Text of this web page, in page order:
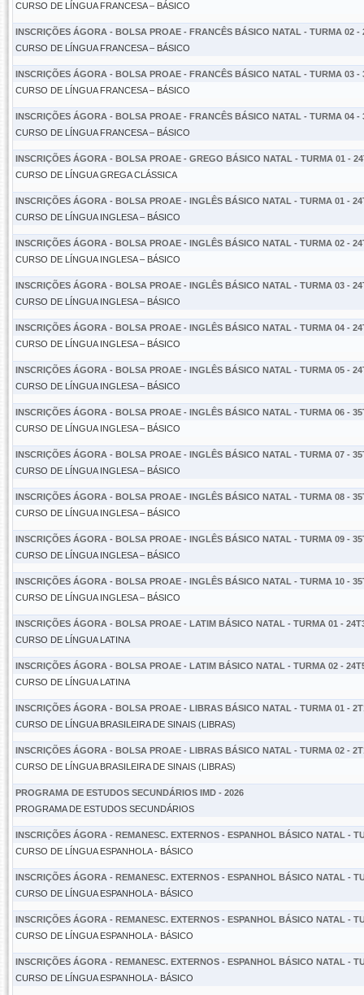
CURSO DE LÍNGUA FRANCESA – BÁSICO
INSCRIÇÕES ÁGORA - BOLSA PROAE - FRANCÊS BÁSICO NATAL - TURMA 02 -
CURSO DE LÍNGUA FRANCESA – BÁSICO
INSCRIÇÕES ÁGORA - BOLSA PROAE - FRANCÊS BÁSICO NATAL - TURMA 03 -
CURSO DE LÍNGUA FRANCESA – BÁSICO
INSCRIÇÕES ÁGORA - BOLSA PROAE - FRANCÊS BÁSICO NATAL - TURMA 04 -
CURSO DE LÍNGUA FRANCESA – BÁSICO
INSCRIÇÕES ÁGORA - BOLSA PROAE - GREGO BÁSICO NATAL - TURMA 01 -
CURSO DE LÍNGUA GREGA CLÁSSICA
INSCRIÇÕES ÁGORA - BOLSA PROAE - INGLÊS BÁSICO NATAL - TURMA 01 -
CURSO DE LÍNGUA INGLESA – BÁSICO
INSCRIÇÕES ÁGORA - BOLSA PROAE - INGLÊS BÁSICO NATAL - TURMA 02 -
CURSO DE LÍNGUA INGLESA – BÁSICO
INSCRIÇÕES ÁGORA - BOLSA PROAE - INGLÊS BÁSICO NATAL - TURMA 03 -
CURSO DE LÍNGUA INGLESA – BÁSICO
INSCRIÇÕES ÁGORA - BOLSA PROAE - INGLÊS BÁSICO NATAL - TURMA 04 -
CURSO DE LÍNGUA INGLESA – BÁSICO
INSCRIÇÕES ÁGORA - BOLSA PROAE - INGLÊS BÁSICO NATAL - TURMA 05 -
CURSO DE LÍNGUA INGLESA – BÁSICO
INSCRIÇÕES ÁGORA - BOLSA PROAE - INGLÊS BÁSICO NATAL - TURMA 06 -
CURSO DE LÍNGUA INGLESA – BÁSICO
INSCRIÇÕES ÁGORA - BOLSA PROAE - INGLÊS BÁSICO NATAL - TURMA 07 -
CURSO DE LÍNGUA INGLESA – BÁSICO
INSCRIÇÕES ÁGORA - BOLSA PROAE - INGLÊS BÁSICO NATAL - TURMA 08 -
CURSO DE LÍNGUA INGLESA – BÁSICO
INSCRIÇÕES ÁGORA - BOLSA PROAE - INGLÊS BÁSICO NATAL - TURMA 09 -
CURSO DE LÍNGUA INGLESA – BÁSICO
INSCRIÇÕES ÁGORA - BOLSA PROAE - INGLÊS BÁSICO NATAL - TURMA 10 -
CURSO DE LÍNGUA INGLESA – BÁSICO
INSCRIÇÕES ÁGORA - BOLSA PROAE - LATIM BÁSICO NATAL - TURMA 01 -
CURSO DE LÍNGUA LATINA
INSCRIÇÕES ÁGORA - BOLSA PROAE - LATIM BÁSICO NATAL - TURMA 02 -
CURSO DE LÍNGUA LATINA
INSCRIÇÕES ÁGORA - BOLSA PROAE - LIBRAS BÁSICO NATAL - TURMA 01 -
CURSO DE LÍNGUA BRASILEIRA DE SINAIS (LIBRAS)
INSCRIÇÕES ÁGORA - BOLSA PROAE - LIBRAS BÁSICO NATAL - TURMA 02 -
CURSO DE LÍNGUA BRASILEIRA DE SINAIS (LIBRAS)
PROGRAMA DE ESTUDOS SECUNDÁRIOS IMD - 2026
PROGRAMA DE ESTUDOS SECUNDÁRIOS
INSCRIÇÕES ÁGORA - REMANESC. EXTERNOS - ESPANHOL BÁSICO NATAL -
CURSO DE LÍNGUA ESPANHOLA - BÁSICO
INSCRIÇÕES ÁGORA - REMANESC. EXTERNOS - ESPANHOL BÁSICO NATAL -
CURSO DE LÍNGUA ESPANHOLA - BÁSICO
INSCRIÇÕES ÁGORA - REMANESC. EXTERNOS - ESPANHOL BÁSICO NATAL -
CURSO DE LÍNGUA ESPANHOLA - BÁSICO
INSCRIÇÕES ÁGORA - REMANESC. EXTERNOS - ESPANHOL BÁSICO NATAL -
CURSO DE LÍNGUA ESPANHOLA - BÁSICO